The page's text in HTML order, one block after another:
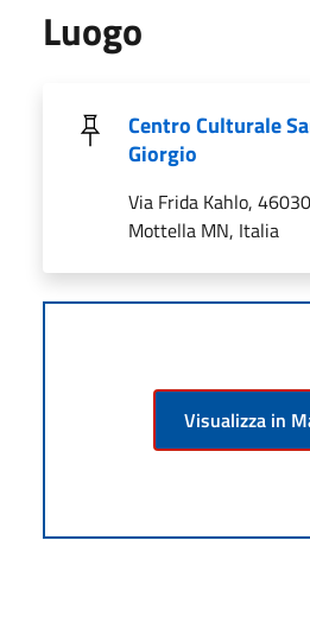
Luogo
Centro Culturale
Giorgio
Via Frida Kahlo, 46030
Mottella MN, Italia
Visualizza in